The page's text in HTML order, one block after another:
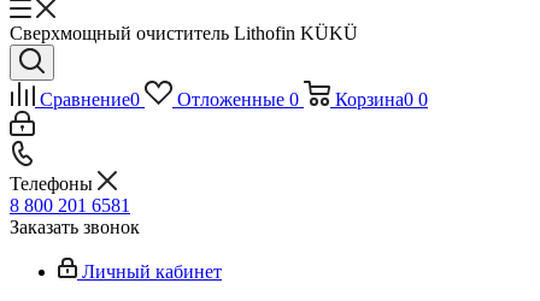
Сверхмощный очиститель Lithofin KÜKÜ
Сравнение0 Отложенные 0 Корзина0 0
Телефоны
8 800 201 6581
Заказать звонок
Личный кабинет